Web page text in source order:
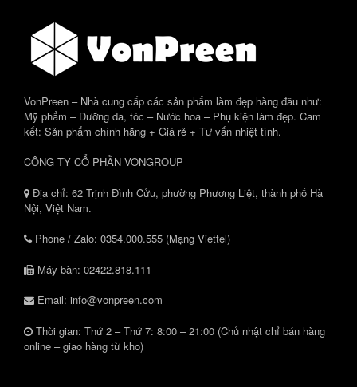
VonPreen – Nhà cung cấp các sản phẩm làm đẹp hàng đầu như:
Mỹ phẩm – Dưỡng da, tóc – Nước hoa – Phụ kiện làm đẹp. Cam
kết: Sản phẩm chính hãng + Giá rẻ + Tư vấn nhiệt tình.
CÔNG TY CỔ PHẦN VONGROUP
Địa chỉ: 62 Trịnh Đình Cửu, phường Phương Liệt, thành phố Hà
Nội, Việt Nam.
Phone / Zalo: 0354.000.555 (Mạng Viettel)
Máy bàn: 02422.818.111
Email: info@vonpreen.com
Thời gian: Thứ 2 – Thứ 7: 8:00 – 21:00 (Chủ nhật chỉ bán hàng
online – giao hàng từ kho)